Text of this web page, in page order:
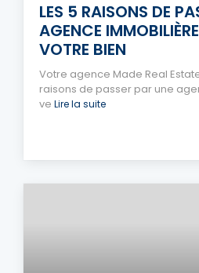
LES 5 RAISONS DE
AGENCE
VOTRE BIEN
Votre agence Made Real
raisons de passer par une
ve Lire la suite